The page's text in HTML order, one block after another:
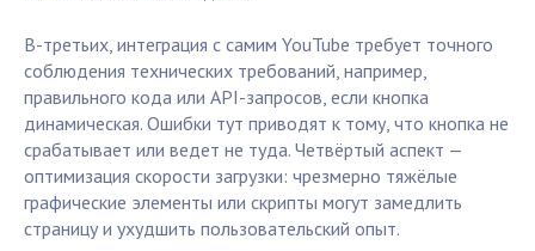
В-третьих, интеграция с самим YouTube требует точного
соблюдения технических требований, например,
правильного кода или API-запросов, если кнопка
динамическая. Ошибки тут приводят к тому, что кнопка не
срабатывает или ведет не туда. Четвёртый аспект —
оптимизация скорости загрузки: чрезмерно тяжёлые
графические элементы или скрипты могут замедлить
страницу и ухудшить пользовательский опыт.